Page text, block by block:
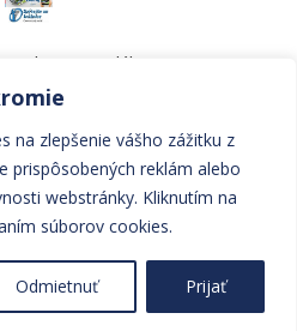
na zlepšenie vášho zážitku z
prispôsobených reklám alebo
webstránky. Kliknutím na
súborov cookies.
Odmietnuť Prijať
Ul. A. Bernoláka 47, 011 77
Krajská knižnica v Žiline
v Žiline• Vytvorené s